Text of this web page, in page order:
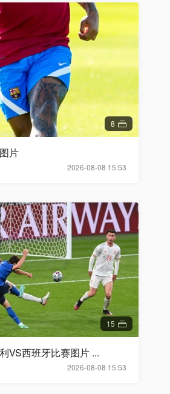
8
2026-08-08 15:53
片
15
2026-08-08 15:53
VS西班牙比赛图片 ...